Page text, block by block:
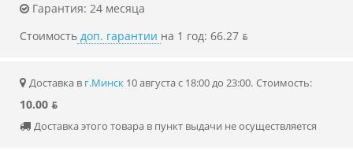
Гарантия: 24 месяца
Стоимость доп. гарантии на 1 год: 66.27 ƃ
Доставка в г.Минск 10 августа с 18:00 до 23:00. Стоимость:
10.00 ƃ
Доставка этого товара в пункт выдачи не осуществляется